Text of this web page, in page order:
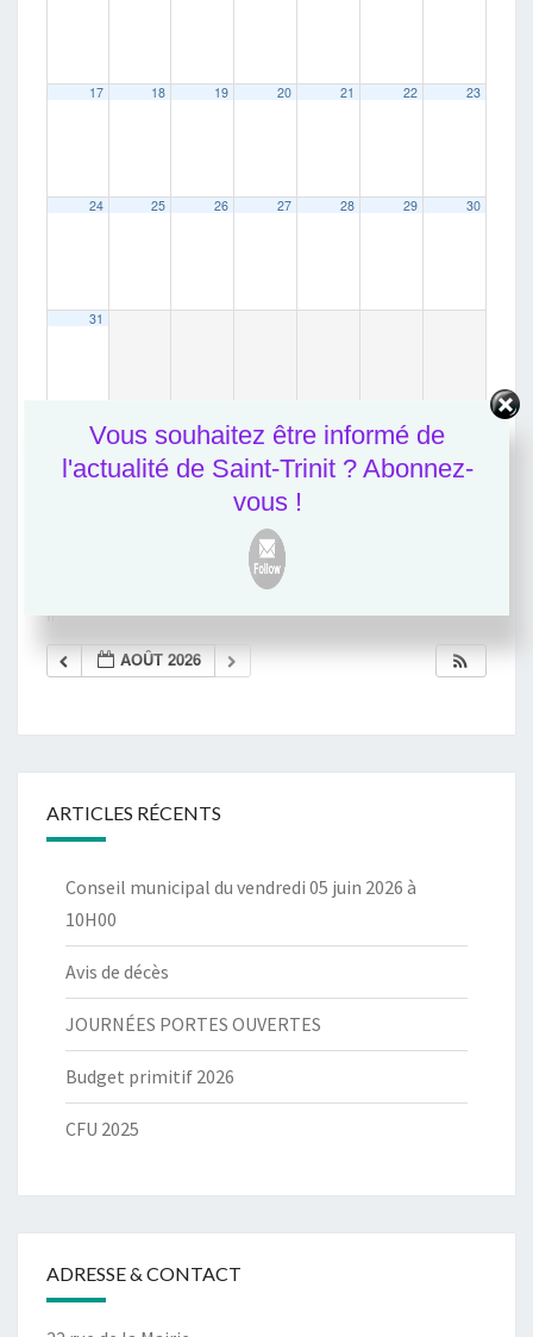
17 18 19 20 21 22 23
24 25 26 27 28 29 30
31
2025 JUIL SEP 2027
Il n’y a aucun évènement à venir pour le moment.
AOÛT 2026
ARTICLES RÉCENTS
Conseil municipal du vendredi 05 juin 2026 à
10H00
Avis de décès
JOURNÉES PORTES OUVERTES
Budget primitif 2026
CFU 2025
ADRESSE & CONTACT
Vous souhaitez être informé de
l'actualité de Saint-Trinit ? Abonnez-
vous !